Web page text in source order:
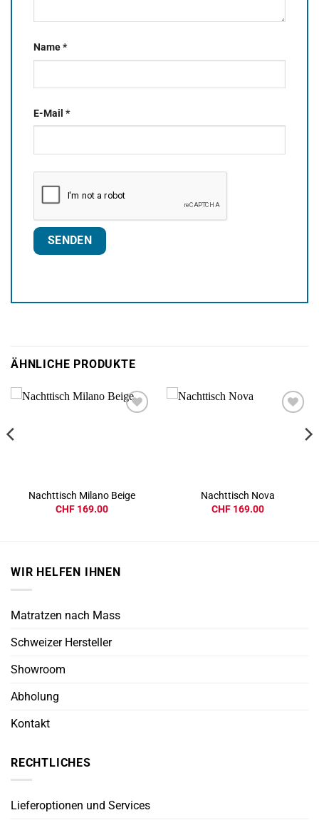
Name*
E-Mail *
ÄHNLICHE PRODUKTE
Nachttisch Milano Beige
CHF169.00
Nachttisch Nova
CHF169.00
WIR HELFEN IHNEN
Matratzen nach Mass
Schweizer Hersteller
Showroom
Abholung
Kontakt
RECHTLICHES
Lieferoptionen und Services